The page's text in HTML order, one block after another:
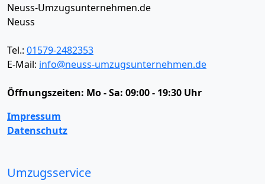
Neuss-Umzugsunternehmen.de
Neuss
Tel.: 01579-2482353
E-Mail: info@neuss-umzugsunternehmen.de
Öffnungszeiten: Mo - Sa: 09:00 - 19:30 Uhr
Impressum
Datenschutz
Umzugsservice